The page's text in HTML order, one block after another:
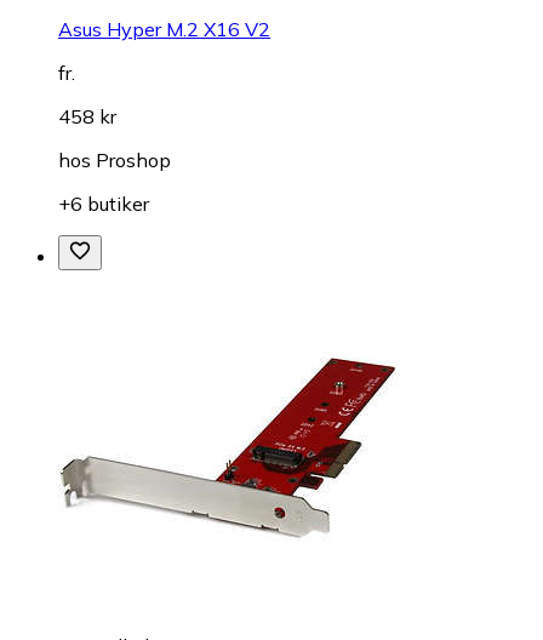
Asus Hyper M.2 X16 V2
fr.
458 kr
hos Proshop
+6 butiker